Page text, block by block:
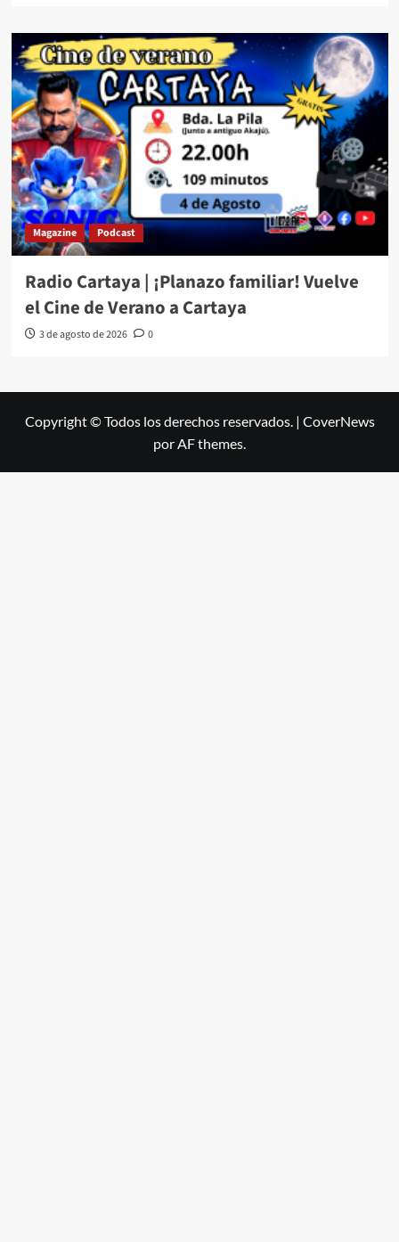
Magazine Podcast
Radio Cartaya | ¡Planazo familiar! Vuelve
el Cine de Verano a Cartaya
3 de agosto de 2026 0
Copyright © Todos los derechos reservados. | CoverNews
por AF themes.